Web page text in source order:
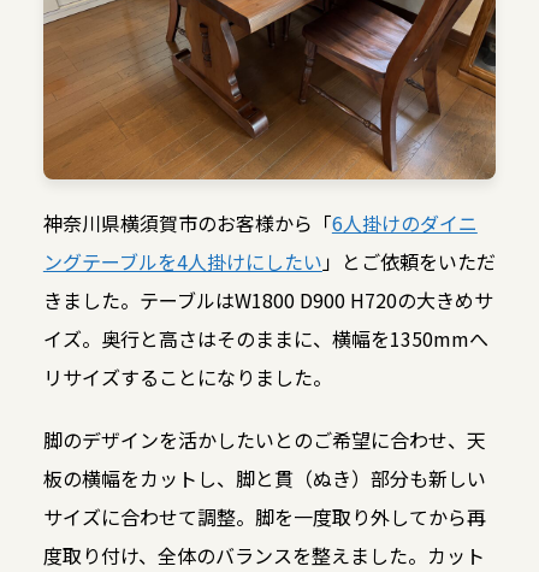
神奈川県横須賀市のお客様から「6人掛けのダイニ
ングテーブルを4人掛けにしたい」とご依頼をいただ
きました。テーブルはW1800 D900 H720の大きめサ
イズ。奥行と高さはそのままに、横幅を1350mmへ
リサイズすることになりました。
脚のデザインを活かしたいとのご希望に合わせ、天
板の横幅をカットし、脚と貫（ぬき）部分も新しい
サイズに合わせて調整。脚を一度取り外してから再
度取り付け、全体のバランスを整えました。カット